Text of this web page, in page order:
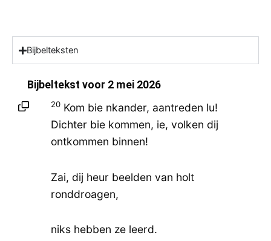
Bijbelteksten
Bijbeltekst voor 2 mei 2026
20Kom bie nkander, aantreden lu!
Dichter bie kommen, ie, volken dij
ontkommen binnen!
Zai, dij heur beelden van holt
ronddroagen,
niks hebben ze leerd.